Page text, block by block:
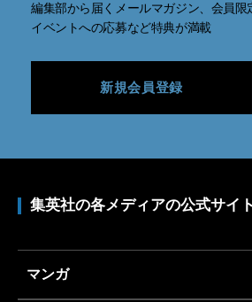
編集部から届くメールマガジン、会員限
イベントへの応募など特典が満載
新規会員登録
集英社の各メディアの公式サイト
マンガ